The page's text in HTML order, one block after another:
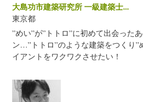
大島功市建築研究所 一級建築士...
東京都
”めい”が”トトロ”に初めて出会った
ン…”トトロ”のような建築をつくり”
イアントをワクワクさせたい！